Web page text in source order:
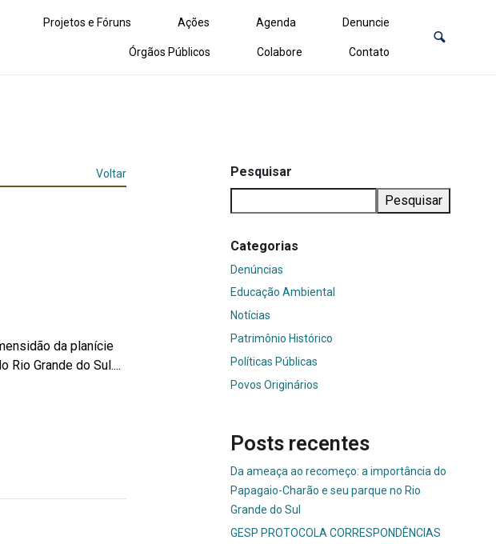
Projetos e Fóruns Ações Agenda Denuncie
Órgãos Públicos Colabore Contato
Voltar
da planície
Rio Grande do Sul....
Pesquisar
Pesquisar
Categorias
Denúncias
Educação Ambiental
Notícias
Patrimônio Histórico
Políticas Públicas
Povos Originários
Posts recentes
Da ameaça ao recomeço: a importância do
Papagaio-Charão e seu parque no Rio
Grande do Sul
GESP PROTOCOLA CORRESPONDÊNCIAS